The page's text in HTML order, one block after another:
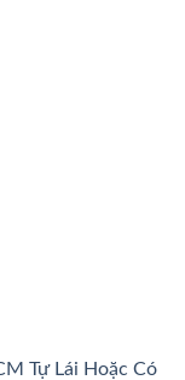
Tự Lái Hoặc Có